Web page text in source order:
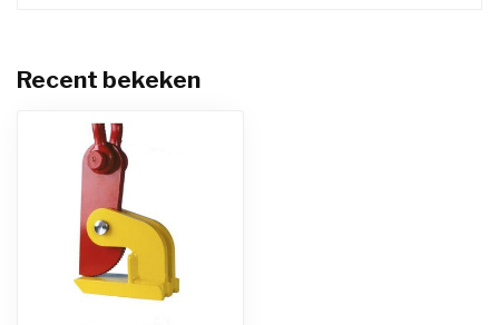
Recent bekeken